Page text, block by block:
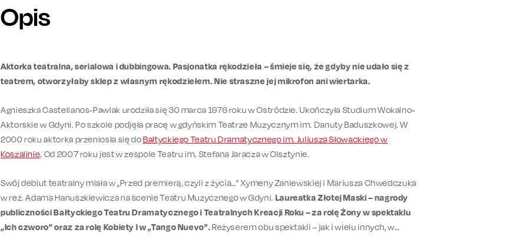
Opis
Aktorka teatralna, serialowa i dubbingowa. Pasjonatka rękodzieła – śmieje się, że gdyby nie udało się z
teatrem, otworzyłaby sklep z własnym rękodziełem. Nie straszne jej mikrofon ani wiertarka.
Agnieszka Castellanos-Pawlak urodziła się 30 marca 1976 roku w Ostródzie. Ukończyła Studium Wokalno-
Aktorskie w Gdyni. Po szkole podjęła pracę w gdyńskim Teatrze Muzycznym im. Danuty Baduszkowej. W
2000 roku aktorka przeniosła się doBałtyckiego Teatru Dramatycznego im. Juliusza Słowackiego w
Koszalinie. Od 2007 roku jest w zespole Teatru im. Stefana Jaracza w Olsztynie.
Swój debiut teatralny miała w „Przed premierą, czyli z życia…” Xymeny Zaniewskiej i Mariusza Chwedczuka
w reż. Adama Hanuszkiewicza na scenie Teatru Muzycznego w Gdyni. Laureatka Złotej Maski – nagrody
publiczności Bałtyckiego Teatru Dramatycznego i Teatralnych Kreacji Roku – za rolę Żony w spektaklu
„Ich czworo” oraz za rolę Kobiety I w „Tango Nuevo”.Reżyserem obu spektakli – jak i wielu innych, w